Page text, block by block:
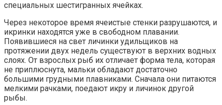
специальных шестигранных ячейках.
Через некоторое время ячеистые стенки разрушаются, и
икринки находятся уже в свободном плавании.
Появившиеся на свет личинки удильщиков на
протяжении двух недель существуют в верхних водных
слоях. От взрослых рыб их отличает форма тела, которая
не приплюснута, мальки обладают достаточно
большими грудными плавниками. Сначала они питаются
мелкими рачками, поедают икру и личинок другой
рыбы.